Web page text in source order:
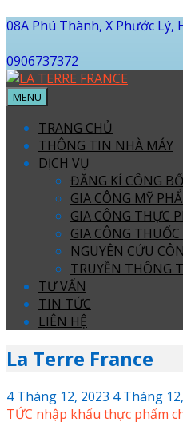
08A Phú Thành, X Phước Lý,
0906737372
MENU
TRANG CHỦ
THÔNG TIN NHÀ MÁY
DỊCH VỤ
ĐĂNG KÍ CÔNG
GIA CÔNG MỸ
GIA CÔNG THỰC
GIA CÔNG
NGUYÊN CỨU
TRUYỀN THÔNG
TƯ VẤN
TIN TỨC
LIÊN HỆ
La Terre France
4 Tháng 12, 2023 4 Tháng
TỨC nhập khẩu thực phẩm